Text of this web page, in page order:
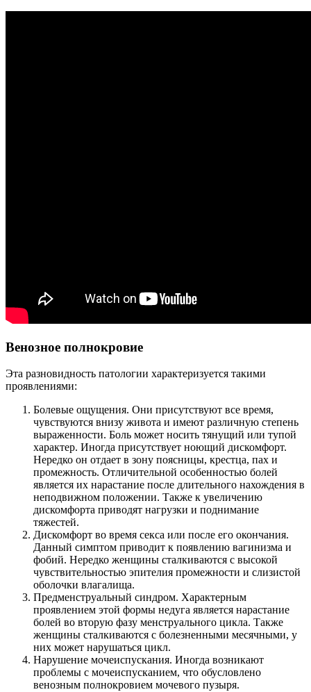
Венозное полнокровие
Эта разновидность патологии характеризуется такими
проявлениями:
Болевые ощущения. Они присутствуют все время,
чувствуются внизу живота и имеют различную степень
выраженности. Боль может носить тянущий или тупой
характер. Иногда присутствует ноющий дискомфорт.
Нередко он отдает в зону поясницы, крестца, пах и
промежность. Отличительной особенностью болей
является их нарастание после длительного нахождения в
неподвижном положении. Также к увеличению
дискомфорта приводят нагрузки и поднимание
тяжестей.
Дискомфорт во время секса или после его окончания.
Данный симптом приводит к появлению вагинизма и
фобий. Нередко женщины сталкиваются с высокой
чувствительностью эпителия промежности и слизистой
оболочки влагалища.
Предменструальный синдром. Характерным
проявлением этой формы недуга является нарастание
болей во вторую фазу менструального цикла. Также
женщины сталкиваются с болезненными месячными, у
них может нарушаться цикл.
Нарушение мочеиспускания. Иногда возникают
проблемы с мочеиспусканием, что обусловлено
венозным полнокровием мочевого пузыря.